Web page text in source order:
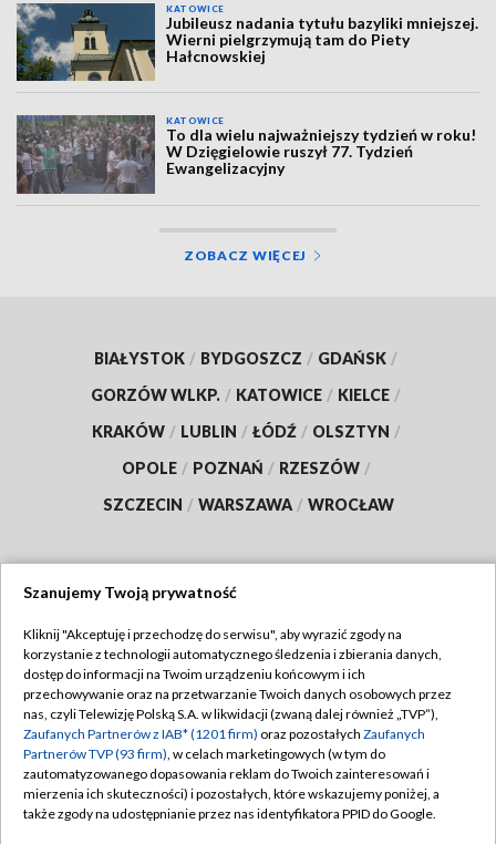
KATOWICE
Jubileusz nadania tytułu bazyliki mniejszej.
Wierni pielgrzymują tam do Piety
Hałcnowskiej
KATOWICE
To dla wielu najważniejszy tydzień w roku!
W Dzięgielowie ruszył 77. Tydzień
Ewangelizacyjny
ZOBACZ WIĘCEJ
BIAŁYSTOK / BYDGOSZCZ / GDAŃSK /
GORZÓW WLKP. / KATOWICE / KIELCE /
KRAKÓW / LUBLIN / ŁÓDŹ / OLSZTYN /
OPOLE / POZNAŃ / RZESZÓW /
SZCZECIN / WARSZAWA / WROCŁAW
TVP
Abonament TVP
Emisja w TVP
Centrum informacji TVP
Naziemna Telewizja Cyfrowa
Regulamin TVP
Polityka prywatności
Moje zgody
Pomoc
Szanujemy Twoją prywatność
Kliknij "Akceptuję i przechodzę do serwisu", aby wyrazić zgody na
korzystanie z technologii automatycznego śledzenia i zbierania danych,
dostęp do informacji na Twoim urządzeniu końcowym i ich
przechowywanie oraz na przetwarzanie Twoich danych osobowych przez
nas, czyli Telewizję Polską S.A. w likwidacji (zwaną dalej również „TVP”),
Zaufanych Partnerów z IAB* (1201 firm) oraz pozostałych Zaufanych
Partnerów TVP (93 firm), w celach marketingowych (w tym do
zautomatyzowanego dopasowania reklam do Twoich zainteresowań i
mierzenia ich skuteczności) i pozostałych, które wskazujemy poniżej, a
także zgody na udostępnianie przez nas identyfikatora PPID do Google.